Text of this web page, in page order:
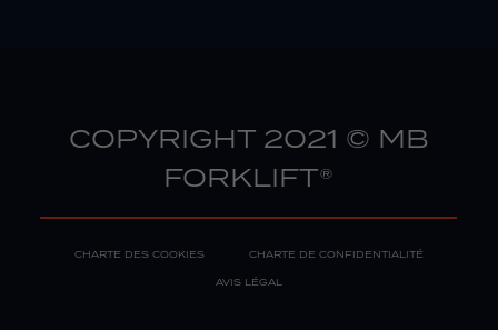
COPYRIGHT 2021 © MB
FORKLIFT®
CHARTE DES COOKIES CHARTE DE CONFIDENTIALITÉ
AVIS LÉGAL